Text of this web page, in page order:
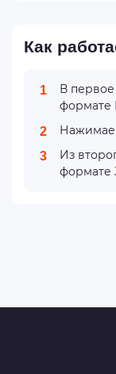
Как
1
В первое
формате
2
3
Из
формате